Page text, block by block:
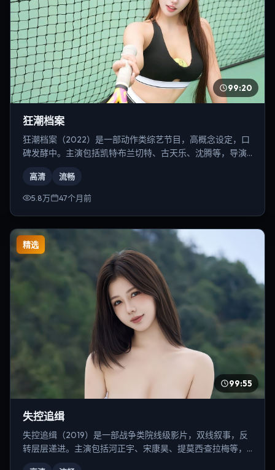
99:20
狂潮档案
狂潮档案（2022）是一部动作类综艺节目，高概念设定，口
碑发酵中。主演包括凯特·布兰切特、古天乐、沈腾等，导演
高清 流畅
5.8万 47个月前
精选
99:55
失控追缉
失控追缉（2019）是一部战争类院线级影片，双线叙事，反
转层层递进。主演包括河正宇、宋康昊、提莫西·查拉梅等，